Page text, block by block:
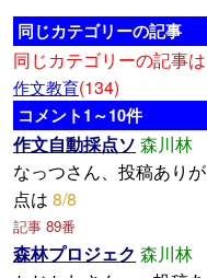
同じカテゴリーの記事
同じカテゴリーの記事
作文教育(134)
コメント1～10件
作文自動採点ソ 森川林
なっつさん、投稿あり
点は 8/8
記事 89番
森林プロジェク 森川林